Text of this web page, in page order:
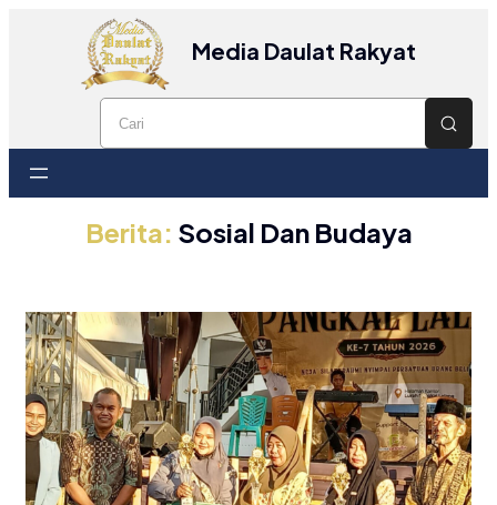
Media Daulat Rakyat
Berita: Sosial Dan Budaya